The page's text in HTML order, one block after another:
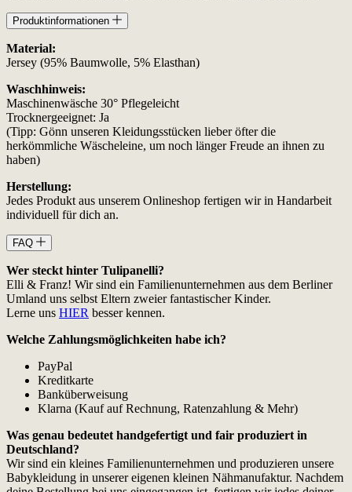
Produktinformationen
Material:
Jersey (95% Baumwolle, 5% Elasthan)
Waschhinweis:
Maschinenwäsche 30° Pflegeleicht
Trocknergeeignet: Ja
(Tipp: Gönn unseren Kleidungsstücken lieber öfter die
herkömmliche Wäscheleine, um noch länger Freude an ihnen zu
haben)
Herstellung:
Jedes Produkt aus unserem Onlineshop fertigen wir in Handarbeit
individuell für dich an.
FAQ
Wer steckt hinter Tulipanelli?
Elli & Franz! Wir sind ein Familienunternehmen aus dem Berliner
Umland uns selbst Eltern zweier fantastischer Kinder.
Lerne uns HIER besser kennen.
Welche Zahlungsmöglichkeiten habe ich?
PayPal
Kreditkarte
Banküberweisung
Klarna (Kauf auf Rechnung, Ratenzahlung & Mehr)
Was genau bedeutet handgefertigt und fair produziert in
Deutschland?
Wir sind ein kleines Familienunternehmen und produzieren unsere
Babykleidung in unserer eigenen kleinen Nähmanufaktur. Nachdem